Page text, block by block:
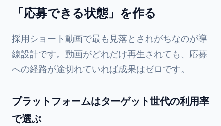
「応募できる状態」を作る
採用ショート動画で最も見落とされがちなのが導
線設計です。動画がどれだけ再生されても、応募
への経路が途切れていれば成果はゼロです。
プラットフォームはターゲット世代の利用率
で選ぶ